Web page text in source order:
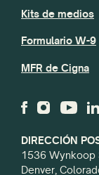
DIRECCIÓN
1536 Wynkoop
Denver,
Kits de medios
Formulario W-9
MFR de Cigna